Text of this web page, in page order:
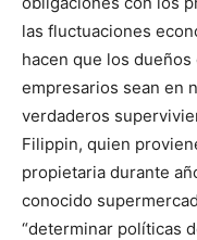
las fluctuaciones
hacen que los
empresarios sean en
verdaderos
Filippin, quien
propietaria durante
conocido
“determinar políticas